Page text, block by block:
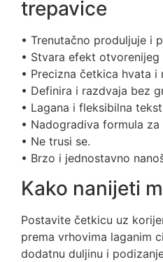
trepavice
• Trenutačno produljuje i
• Stvara efekt otvorenijeg
• Precizna četkica hvata i
• Definira i razdvaja bez
• Lagana i fleksibilna
• Nadogradiva formula
• Ne trusi se.
• Brzo i jednostavno
Kako nanijeti
Postavite četkicu uz
prema vrhovima laganim
dodatnu duljinu i